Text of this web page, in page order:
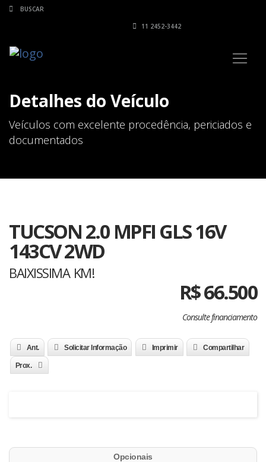
11 2452-3442
Detalhes do Veículo
Veículos com excelente procedência, periciados e
documentados
TUCSON 2.0 MPFI GLS 16V
143CV 2WD
BAIXISSIMA KM!
R$66.500
Consulte financiamento
Ant. Solicitar Informação Imprimir Compartilhar
Prox.
Opcionais